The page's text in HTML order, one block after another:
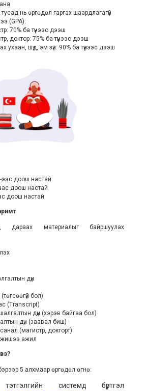
нь өргөдөл гаргах шаардлагагүй
(GPA):
70% ба түүнээс дээш
доктор: 75% ба түүнээс дээш
ухаан, шүд, эм зүй: 90% ба түүнээс дээш
ээс доош настай
доош настай
доош настай
дараах материалыг байршуулах
дүн
бол)
(Transcript)
дүн (хэрэв байгаа бол)
дүн (заавал биш)
(магистр, докторт)
ажил
вэ?
5 алхмаар өргөдөл өгнө:
системд бүртгэл